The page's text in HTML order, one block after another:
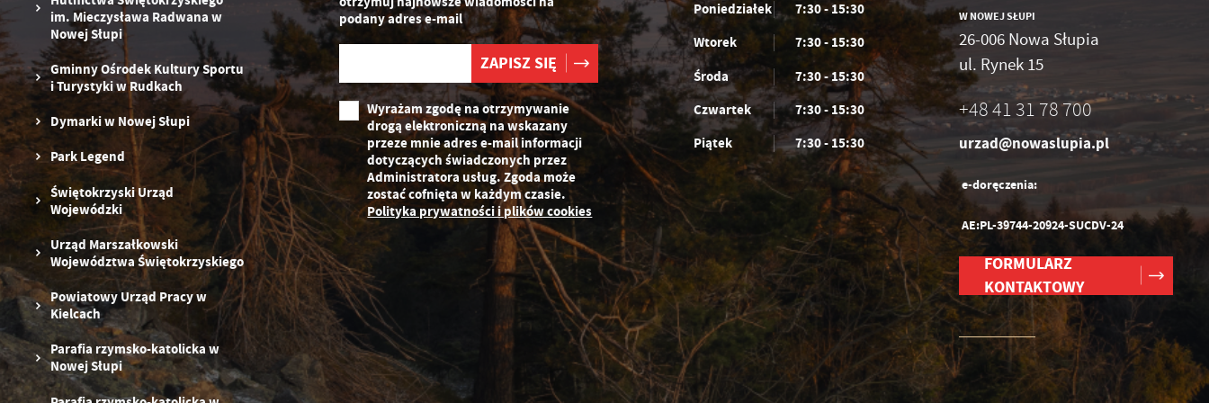
im. Mieczysława Radwana w
Nowej Słupi
Gminny Ośrodek Kultury Sportu
i Turystyki w Rudkach
Dymarki w Nowej Słupi
Park Legend
Świętokrzyski Urząd
Wojewódzki
Urząd Marszałkowski
Województwa Świętokrzyskiego
Powiatowy Urząd Pracy w
Kielcach
Parafia rzymsko-katolicka w
Nowej Słupi
podany adres e-mail
Wyrażam zgodę na otrzymywanie
drogą elektroniczną na wskazany
przeze mnie adres e-mail informacji
dotyczących świadczonych przez
Administratora usług. Zgoda może
zostać cofnięta w każdym czasie.
Polityka prywatności i plików cookies
Poniedziałek
7:30 - 15:30
Wtorek
7:30 - 15:30
Środa
7:30 - 15:30
Czwartek
7:30 - 15:30
Piątek
7:30 - 15:30
W NOWEJ SŁUPI
26-006 Nowa Słupia
ul. Rynek 15
+48 41 31 78 700
urzad@nowaslupia.pl
e-doręczenia:
AE:PL-39744-20924-SUCDV-24
FORMULARZ
KONTAKTOWY
przeglądanej witryny internetowej. Treści promocyjne mogą pojawić się na
stronach podmiotów trzecich lub firm będących naszymi partnerami oraz innych
dostawców usług. Firmy te działają w charakterze pośredników prezentujących
nasze treści w postaci wiadomości, ofert, komunikatów mediów